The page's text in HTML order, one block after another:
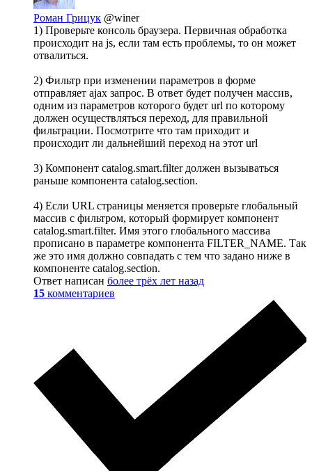
Роман Грицук @winer
1) Проверьте консоль браузера. Первичная обработка
происходит на js, если там есть проблемы, то он может
отвалиться.
2) Фильтр при изменении параметров в форме
отправляет ajax запрос. В ответ будет получен массив,
одним из параметров которого будет url по которому
должен осуществляться переход, для правильной
фильтрации. Посмотрите что там приходит и
происходит ли дальнейший переход на этот url
3) Компонент catalog.smart.filter должен вызываться
раньше компонента catalog.section.
4) Если URL страницы меняется проверьте глобальный
массив с фильтром, который формирует компонент
catalog.smart.filter. Имя этого глобального массива
прописано в параметре компонента FILTER_NAME. Так
же это имя должно совпадать с тем что задано ниже в
компоненте catalog.section.
Ответ написан более трёх лет назад
15 комментариев